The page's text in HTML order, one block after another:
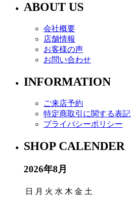
ABOUT US
会社概要
店舗情報
お客様の声
お問い合わせ
INFORMATION
ご来店予約
特定商取引に関する表記
プライバシーポリシー
SHOP CALENDER
2026年8月
日 月 火 水 木 金 土